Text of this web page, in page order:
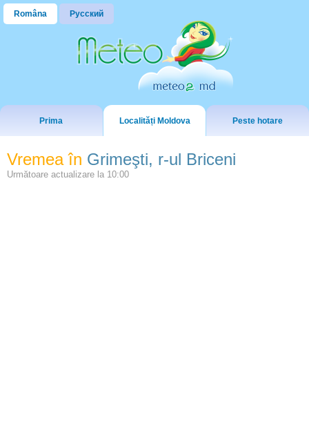
Româna Русский
Prima Localități Moldova Peste hotare
Vremea în Grimeşti, r-ul Briceni
Următoare actualizare la 10:00